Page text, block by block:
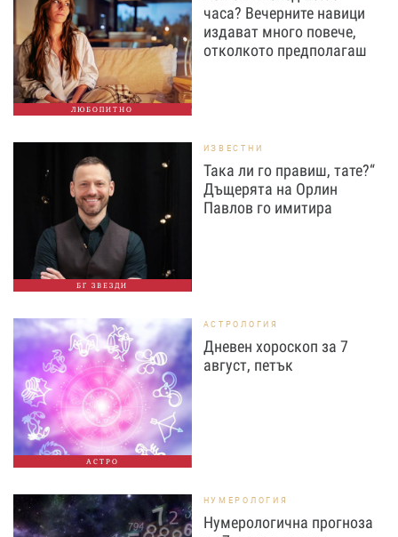
ЛЮБОПИТНО
часа? Вечерните навици
издават много повече,
отколкото предполагаш
БГ ЗВЕЗДИ
ИЗВЕСТНИ
Така ли го правиш, тате?“
Дъщерята на Орлин
Павлов го имитира
АСТРО
АСТРОЛОГИЯ
Дневен хороскоп за 7
август, петък
НУМЕРОЛОГИЯ
Нумерологична прогноза